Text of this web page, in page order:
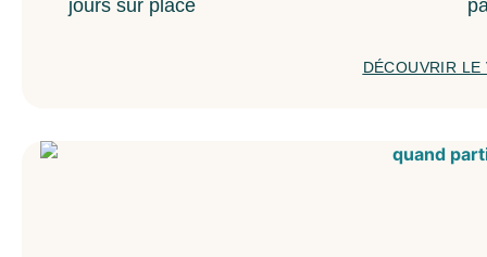
jours sur place
DÉCOUVRIR LE